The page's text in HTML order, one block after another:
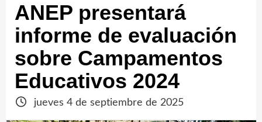
ANEP presentará
informe de evaluación
sobre Campamentos
Educativos 2024
jueves 4 de septiembre de 2025